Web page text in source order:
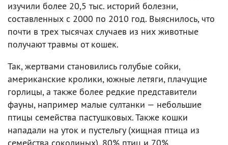
изучили более 20,5 тыс. историй болезни,
составленных с 2000 по 2010 год. Выяснилось, что
почти в трех тысячах случаев из них животные
получают травмы от кошек.
Так, жертвами становились голубые сойки,
американские кролики, южные летяги, плачущие
горлицы, а также более редкие представители
фауны, например малые султанки — небольшие
птицы семейства пастушковых. Также кошки
нападали на уток и пустельгу (хищная птица из
семейства соколиных). 80% птиц и 70%